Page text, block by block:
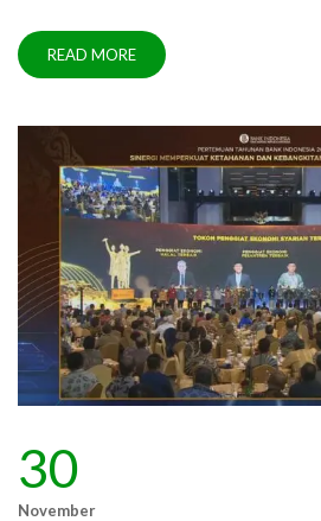
READ MORE
30
November